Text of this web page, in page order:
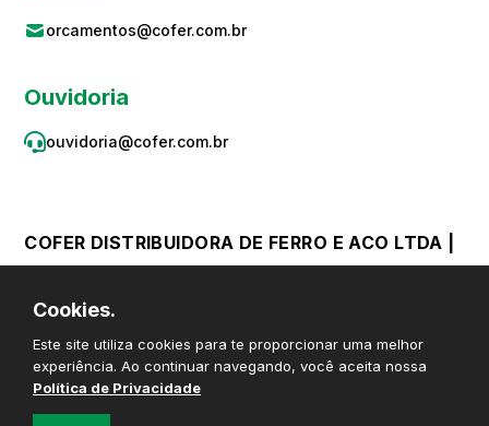
orcamentos@cofer.com.br
Ouvidoria
ouvidoria@cofer.com.br
COFER DISTRIBUIDORA DE FERRO E ACO LTDA |
reservados
Cookies.
Este site utiliza cookies para te proporcionar uma melhor
experiência. Ao continuar navegando, você aceita nossa
Política de Privacidade